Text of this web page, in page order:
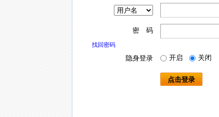
密 码
找回密码
隐身登录 开启 关闭
点击登录